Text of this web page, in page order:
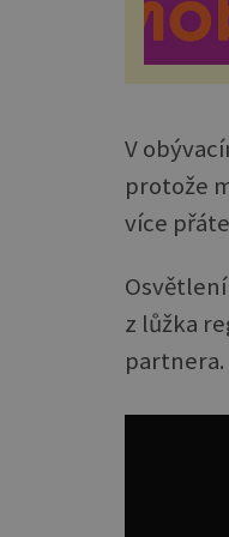
V
protože
více
z lůžka
partnera.